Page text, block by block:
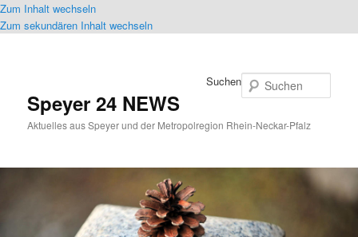
Zum Inhalt wechseln
Zum sekundären Inhalt wechseln
Speyer 24 NEWS
Aktuelles aus Speyer und der Metropolregion Rhein-Neckar-Pfalz
Suchen